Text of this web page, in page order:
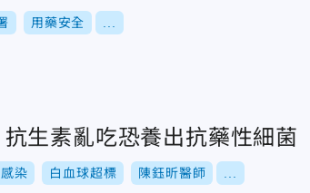
用藥安全
生素亂吃恐養出抗藥性細菌
染 白血球超標 陳鈺昕醫師